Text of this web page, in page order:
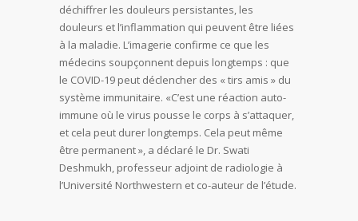
déchiffrer les douleurs persistantes, les
douleurs et l’inflammation qui peuvent être liées
à la maladie. L’imagerie confirme ce que les
médecins soupçonnent depuis longtemps : que
le COVID-19 peut déclencher des « tirs amis » du
système immunitaire. «C’est une réaction auto-
immune où le virus pousse le corps à s’attaquer,
et cela peut durer longtemps. Cela peut même
être permanent », a déclaré le Dr. Swati
Deshmukh, professeur adjoint de radiologie à
l’Université Northwestern et co-auteur de l’étude.